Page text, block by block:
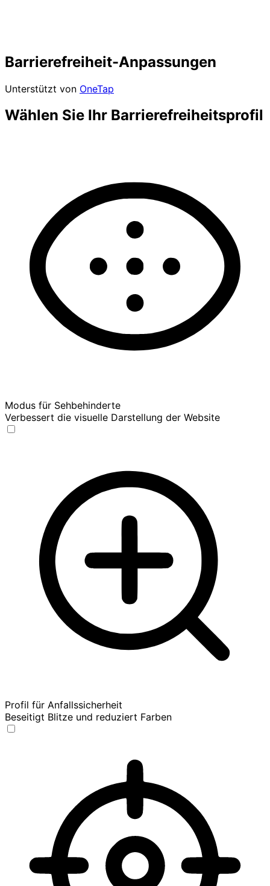
Barrierefreiheit-Anpassungen
Unterstützt von OneTap
Wählen Sie Ihr Barrierefreiheitsprofil
Modus für Sehbehinderte
Verbessert die visuelle Darstellung der Website
Profil für Anfallssicherheit
Beseitigt Blitze und reduziert Farben